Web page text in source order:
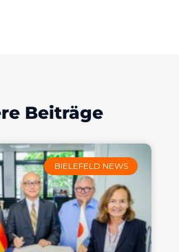
Beiträge
BIELEFELD NEWS